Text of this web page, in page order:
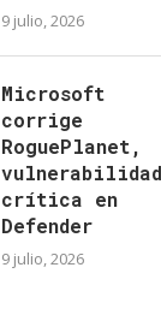
9 julio, 2026
Microsoft
corrige
RoguePlanet,
vulnerabilidad
crítica en
Defender
9 julio, 2026